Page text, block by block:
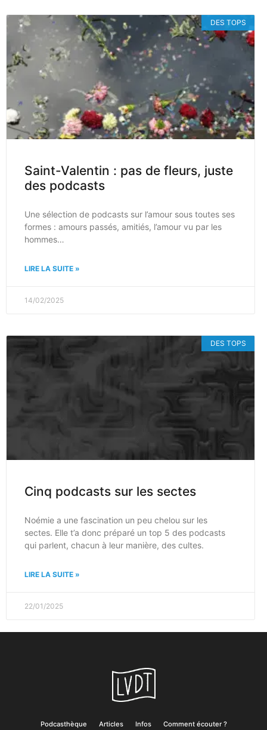
DES TOPS
Saint-Valentin : pas de fleurs, juste
des podcasts
Une sélection de podcasts sur l’amour sous toutes ses
formes : amours passés, amitiés, l’amour vu par les
hommes…
LIRE LA SUITE »
14/02/2025
DES TOPS
Cinq podcasts sur les sectes
Noémie a une fascination un peu chelou sur les
sectes. Elle t’a donc préparé un top 5 des podcasts
qui parlent, chacun à leur manière, des cultes.
LIRE LA SUITE »
22/01/2025
Podcasthèque Articles Infos Comment écouter ?